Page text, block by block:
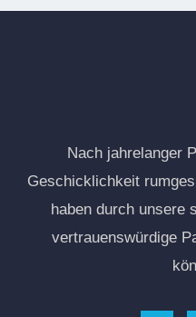
Nach jahrelanger
Geschicklichkeit
haben durch unsere
vertrauenswürdige